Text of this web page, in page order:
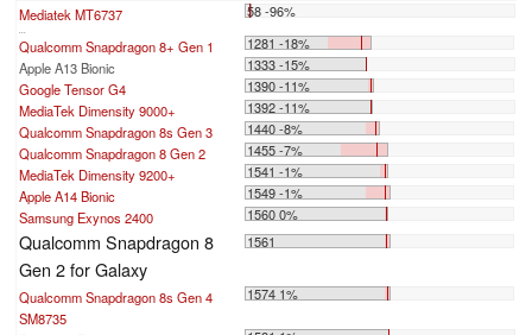
Mediatek MT6737 58 -96%
...
Qualcomm Snapdragon 8+ Gen 1
1281 -18%
Apple A13 Bionic
1333 -15%
Google Tensor G4
1390 -11%
MediaTek Dimensity 9000+
1392 -11%
Qualcomm Snapdragon 8s Gen 3
1440 -8%
Qualcomm Snapdragon 8 Gen 2
1455 -7%
MediaTek Dimensity 9200+
1541 -1%
Apple A14 Bionic
1549 -1%
Samsung Exynos 2400
1560 0%
Qualcomm Snapdragon 8
Gen 2 for Galaxy
1561
Qualcomm Snapdragon 8s Gen 4
SM8735
1574 1%